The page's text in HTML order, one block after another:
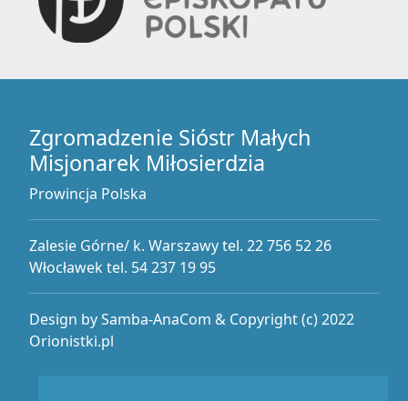
Zgromadzenie Sióstr Małych
Misjonarek Miłosierdzia
Prowincja Polska
Zalesie Górne/ k. Warszawy tel. 22 756 52 26
Włocławek tel. 54 237 19 95
Design by Samba-AnaCom & Copyright (c) 2022
Orionistki.pl